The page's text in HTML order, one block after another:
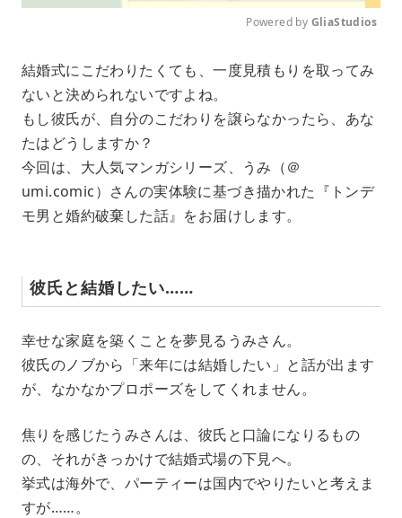
u
e
Powered by GliaStudios
結婚式にこだわりたくても、一度見積もりを取ってみ
ないと決められないですよね。
もし彼氏が、自分のこだわりを譲らなかったら、あな
たはどうしますか？
今回は、大人気マンガシリーズ、うみ（＠
umi.comic）さんの実体験に基づき描かれた『トンデ
モ男と婚約破棄した話』をお届けします。
彼氏と結婚したい……
幸せな家庭を築くことを夢見るうみさん。
彼氏のノブから「来年には結婚したい」と話が出ます
が、なかなかプロポーズをしてくれません。
焦りを感じたうみさんは、彼氏と口論になりるもの
の、それがきっかけで結婚式場の下見へ。
挙式は海外で、パーティーは国内でやりたいと考えま
すが……。